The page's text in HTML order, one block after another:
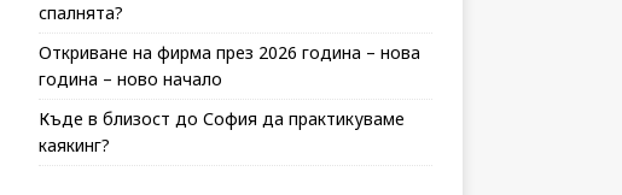
спалнята?
Откриване на фирма през 2026 година – нова
година – ново начало
Къде в близост до София да практикуваме
каякинг?